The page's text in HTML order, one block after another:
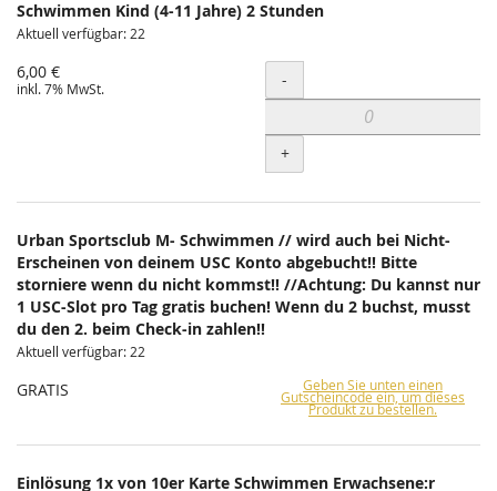
Schwimmen Kind (4-11 Jahre) 2 Stunden
Aktuell verfügbar: 22
6,00 €
inkl. 7% MwSt. Menge
-
+
Urban Sportsclub M- Schwimmen // wird auch bei Nicht-
Erscheinen von deinem USC Konto abgebucht!! Bitte
storniere wenn du nicht kommst!! //Achtung: Du kannst nur
1 USC-Slot pro Tag gratis buchen! Wenn du 2 buchst, musst
du den 2. beim Check-in zahlen!!
Aktuell verfügbar: 22
GRATIS Geben Sie unten einen
Gutscheincode ein, um dieses
Produkt zu bestellen.
Einlösung 1x von 10er Karte Schwimmen Erwachsene:r